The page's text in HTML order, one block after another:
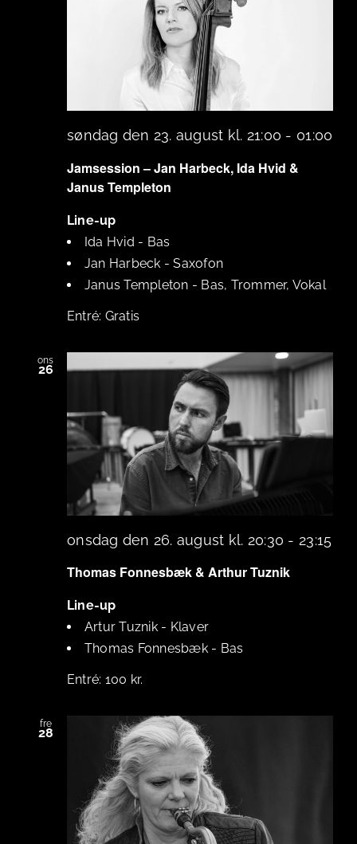
søndag den 23. august kl. 21:00 - 01:00
Jamsession – Jan Harbeck, Ida Hvid &
Janus Templeton
Line-up
Ida Hvid - Bas
Jan Harbeck -Saxofon
Janus Templeton - Bas, Trommer, Vokal
Gratis
ons
26
onsdag den 26. august kl. 20:30 - 23:15
Thomas Fonnesbæk & Arthur Tuznik
Line-up
Artur Tuznik- Klaver
Thomas Fonnesbæk- Bas
100 kr.
fre
28